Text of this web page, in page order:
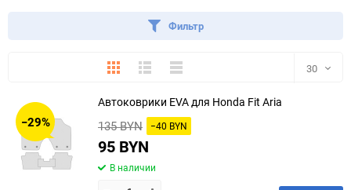
Фильтр
ПлиткаПодробноКомпактно 30
−29%
Автоковрики EVA для Honda Fit Aria
135 BYN −40 BYN
95 BYN
В наличии